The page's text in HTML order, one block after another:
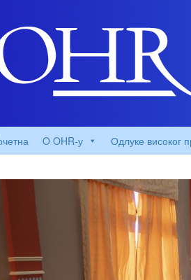
O OHR-у Одлуке високог